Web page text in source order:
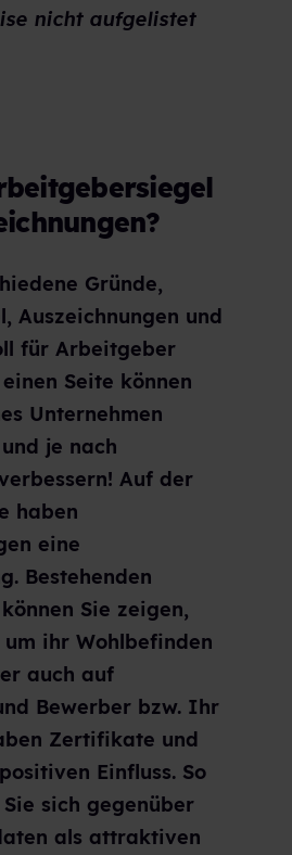
nicht aufgelistet
Gründe,
Auszeichnungen und
für Arbeitgeber
Seite können
Unternehmen
je nach
Auf der
haben
eine
Bestehenden
Sie zeigen,
um ihr Wohlbefinden
auch auf
Bewerber bzw. Ihr
Zertifikate und
Einfluss. So
sich gegenüber
als attraktiven